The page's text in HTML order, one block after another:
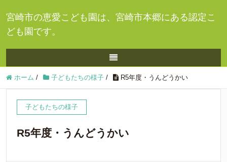
宮崎市の恵愛こども園は、宮崎市本郷にある認定こ
ども園です。
ホーム / 子どもたちの様子 / R5年度・うんどうかい
子どもたちの様子
R5年度・うんどうかい